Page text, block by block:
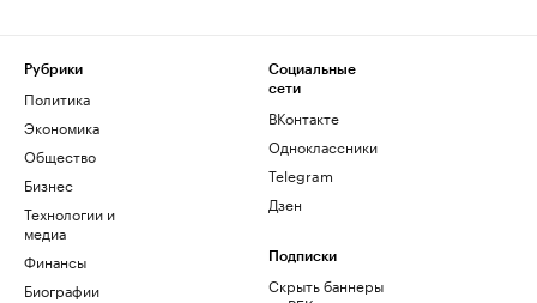
Рубрики
Политика
Экономика
Общество
Бизнес
Технологии и
медиа
Финансы
Биографии
Социальные
сети
ВКонтакте
Одноклассники
Telegram
Дзен
Подписки
Скрыть баннеры